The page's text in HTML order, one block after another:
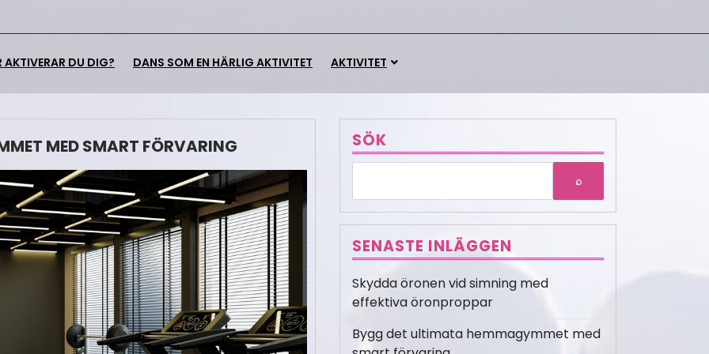
AKTIVERAR DU DIG? DANS SOM EN HÄRLIG AKTIVITET AKTIVITET
MED SMART FÖRVARING SÖK
SENASTE INLÄGGEN
Skydda öronen vid simning med
effektiva öronproppar
Bygg det ultimata hemmagymmet med